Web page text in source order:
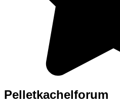
Pelletkachelforum